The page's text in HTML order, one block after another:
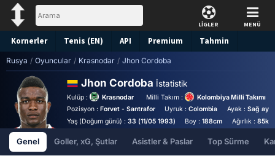
LİGLER MENÜ
Kornerler Tenis (EN) API Premium Tahmin
Rusya / Oyuncular / Krasnodar / Jhon Cordoba
Jhon Cordoba İstatistik
Kulüp : Krasnodar Milli Takım :
Kolombiya Milli Takımı
Pozisyon : Forvet - Santrafor Uyruk :Colombia Ayak : Sağ
Yaş (Doğum günü) : 33 (11/05 1993) Boy :188cm Ağırlık : 85kg
Genel Goller, xG, Şutlar Asistler & Paslar Top Sürme